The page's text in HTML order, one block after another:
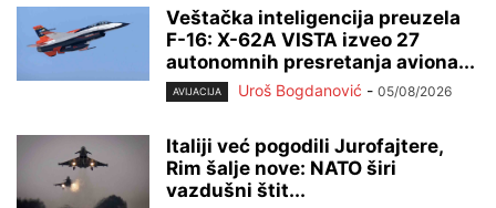
Veštačka inteligencija preuzela
F-16: X-62A VISTA izveo 27
autonomnih presretanja aviona...
AVIJACIJA Uroš Bogdanović - 05/08/2026
Italiji već pogodili Jurofajtere,
Rim šalje nove: NATO širi
vazdušni štit...